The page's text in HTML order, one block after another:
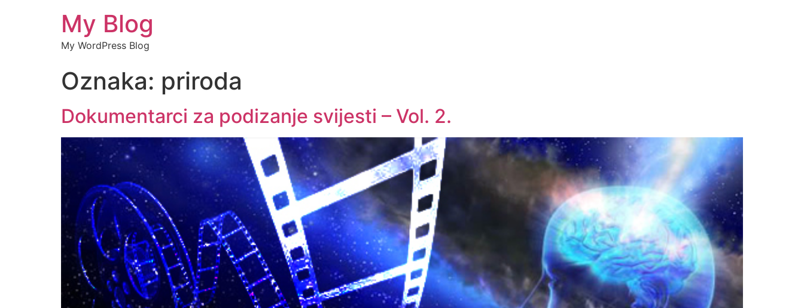
My Blog
My WordPress Blog
Oznaka: priroda
Dokumentarci za podizanje svijesti – Vol. 2.